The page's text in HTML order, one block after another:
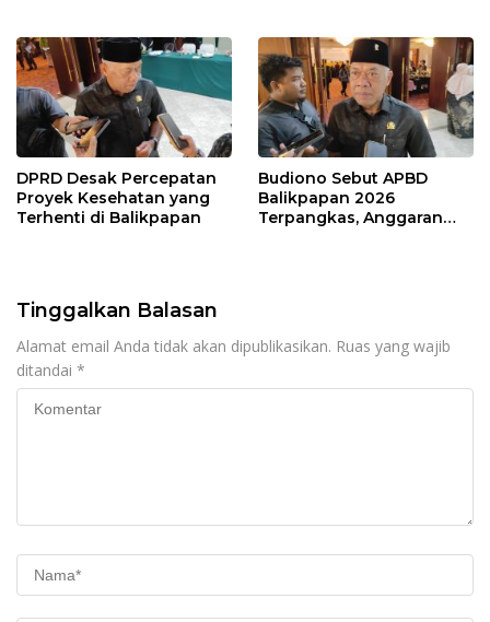
DPRD Desak Percepatan
Proyek Kesehatan yang
Terhenti di Balikpapan
Budiono Sebut APBD
Balikpapan 2026
Terpangkas, Anggaran
Tinggalkan Balasan
Alamat email Anda tidak akan dipublikasikan. Ruas yang wajib
ditandai *